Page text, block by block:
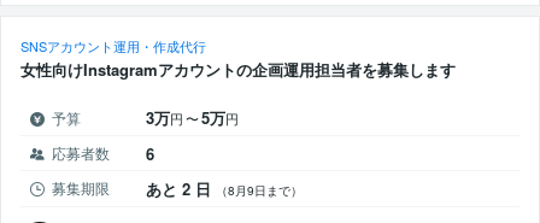
SNSアカウント運用・作成代行
女性向けInstagramアカウントの企画運用担当者を募集します
予算 3万円〜5万円
応募者数 6
募集期限 あと 2 日 （8月9日まで）